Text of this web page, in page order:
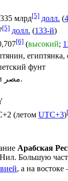
млрд[5] долл. (
[5] долл. (133-й)
[6] (высокий;
египтянка,
фунт
مصر.
(летом UTC+3)
Арабская
Нил. Большую
, а на